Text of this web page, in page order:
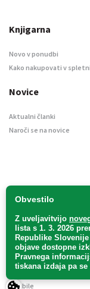
Obvestilo
Z uveljavitvijo
lista s 1. 3. 2026
Republike
objave dostopne
Pravnega
tiskana izdaja pa se
Knjigarna
Novo v ponudbi
Kako nakupovati v
Novice
Aktualni članki
Naroči se na novice
Uradni list d. o. o. – v
2Mobile